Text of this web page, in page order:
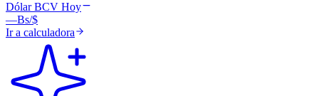
Dólar BCV Hoy
—Bs/$
Ir a calculadora